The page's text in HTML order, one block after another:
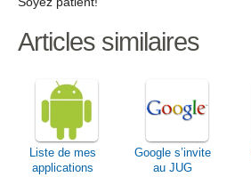
Articles similaires
Liste de mes
applications
Google s’invite
au JUG